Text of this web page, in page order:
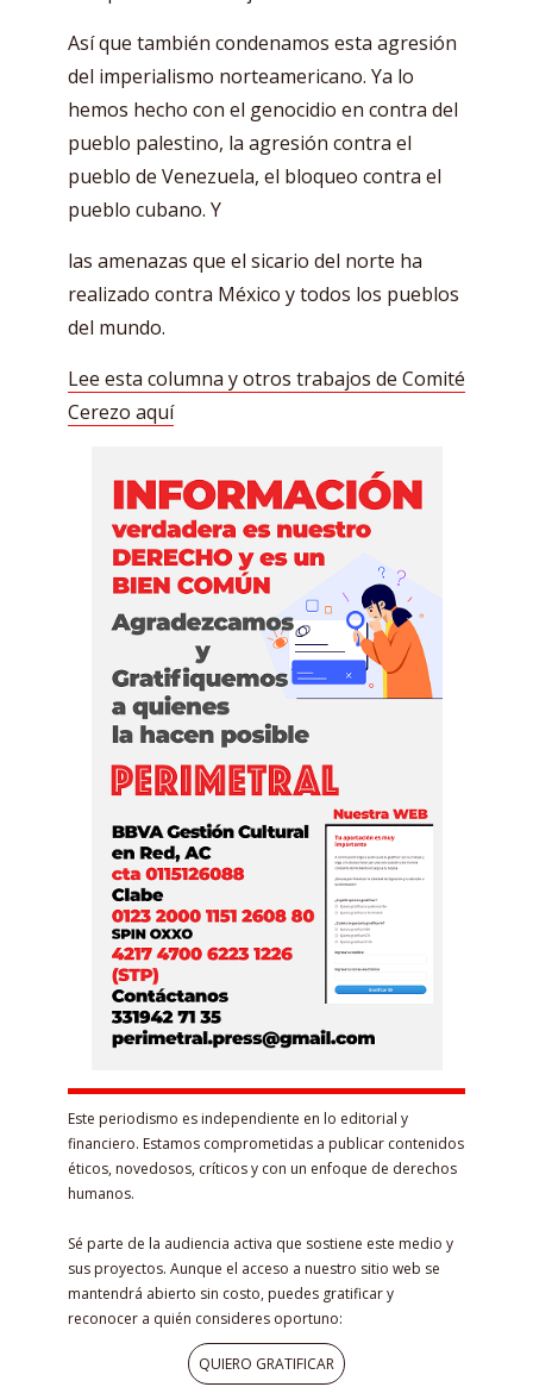
Así que también condenamos esta agresión
del imperialismo norteamericano. Ya lo
hemos hecho con el genocidio en contra del
pueblo palestino, la agresión contra el
pueblo de Venezuela, el bloqueo contra el
pueblo cubano. Y
las amenazas que el sicario del norte ha
realizado contra México y todos los pueblos
del mundo.
Lee esta columna y otros trabajos de Comité
Cerezo aquí
Este periodismo es independiente en lo editorial y
financiero. Estamos comprometidas a publicar contenidos
éticos, novedosos, críticos y con un enfoque de derechos
humanos.
Sé parte de la audiencia activa que sostiene este medio y
sus proyectos. Aunque el acceso a nuestro sitio web se
mantendrá abierto sin costo, puedes gratificar y
reconocer a quién consideres oportuno:
QUIERO GRATIFICAR